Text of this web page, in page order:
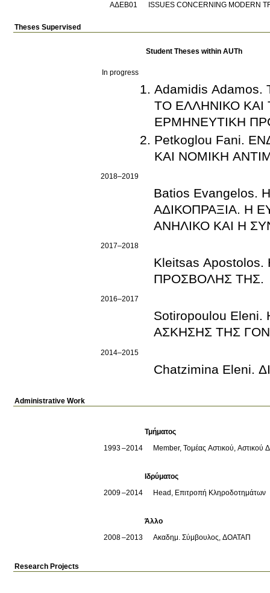
ΑΔΕΒ01
ISSUES CONCERNING MODERN
Theses Supervised
Student Theses within AUTh
In progress
Adamidis
ΤΟ ΕΛΛΗΝΙΚΟ ΚΑΙ
ΕΡΜΗΝΕΥΤΙΚΗ
Petkoglou Fani.
ΚΑΙ ΝΟΜΙΚΗ
2018–2019
Batios
ΑΔΙΚΟΠΡΑΞΙΑ. Η
ΑΝΗΛΙΚΟ ΚΑΙ Η
2017–2018
Kleitsas
ΠΡΟΣΒΟΛΗΣ ΤΗΣ.
2016–2017
Sotiropoulou
ΑΣΚΗΣΗΣ ΤΗΣ
2014–2015
Chatzimina Eleni.
Administrative Work
Τμήματος
1993
2014 Member, Τομέας Αστικού, Αστικού
Ιδρύματος
2009
2014 Head, Επιτροπή Κληροδοτημάτων
Άλλο
2008
2013 Ακαδημ. Σύμβουλος, ΔΟΑΤΑΠ
Research Projects